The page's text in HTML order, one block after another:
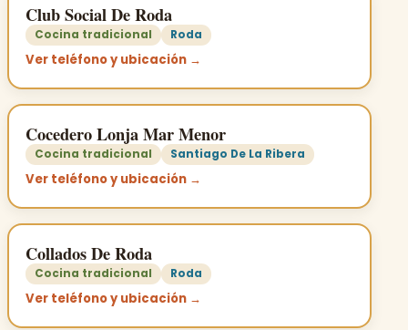
Club Social De Roda
Cocina tradicional Roda
Ver teléfono y ubicación →
Cocedero Lonja Mar Menor
Cocina tradicional Santiago De La Ribera
Ver teléfono y ubicación →
Collados De Roda
Cocina tradicional Roda
Ver teléfono y ubicación →